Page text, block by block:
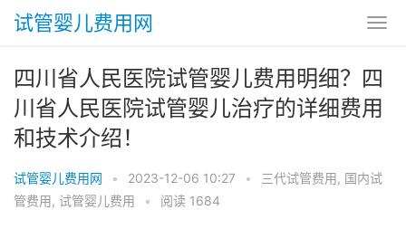
试管婴儿费用网
四川省人民医院试管婴儿费用明细？四
川省人民医院试管婴儿治疗的详细费用
和技术介绍！
试管婴儿费用网 • 2023-12-06 10:27 • 三代试管费用, 国内试
管费用, 试管婴儿费用 • 阅读 1684